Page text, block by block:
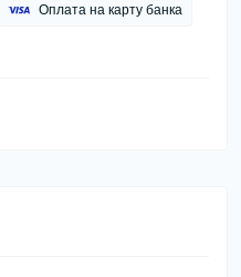
Оплата на карту банка